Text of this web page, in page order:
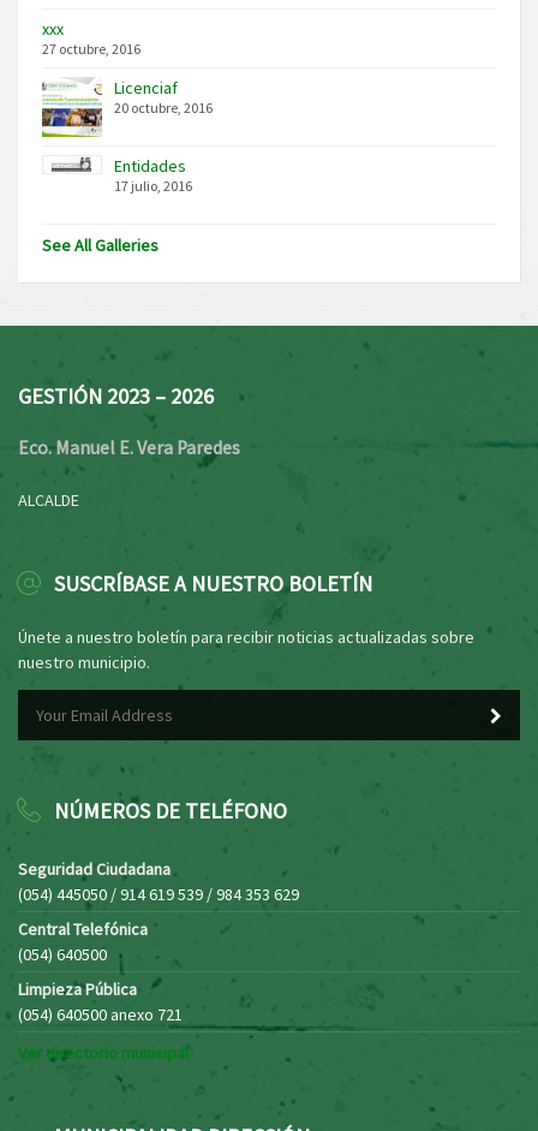
xxx
27 octubre, 2016
Licenciaf
20 octubre, 2016
Entidades
17 julio, 2016
See All Galleries
GESTIÓN 2023 – 2026
Eco. Manuel E. Vera Paredes
ALCALDE
SUSCRÍBASE A NUESTRO BOLETÍN
Únete a nuestro boletín para recibir noticias actualizadas sobre
nuestro municipio.
NÚMEROS DE TELÉFONO
Seguridad Ciudadana
(054) 445050 / 914 619 539 / 984 353 629
Central Telefónica
(054) 640500
Limpieza Pública
(054) 640500 anexo 721
Ver directorio municipal